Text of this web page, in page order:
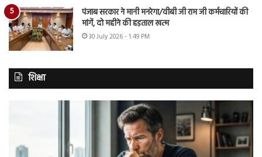
पंजाब सरकार ने मानी मनरेगा/वीबी जी राम जी कर्मचारियों की
मांगें, दो महीने की हड़ताल खत्म
30 July 2026 - 1:49 PM
शिक्षा